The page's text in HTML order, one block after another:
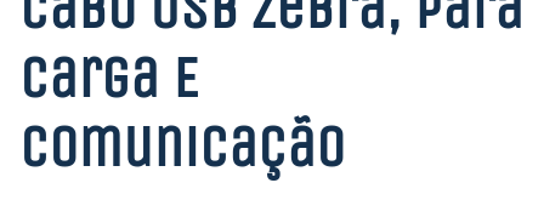
Carga E
Comunicação